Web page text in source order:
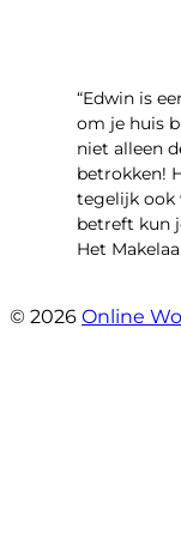
“Edwin is
om je huis
niet alleen
betrokken!
tegelijk ook
betreft kun
Het
© 2026 Online